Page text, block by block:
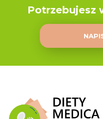
Potrzebujesz